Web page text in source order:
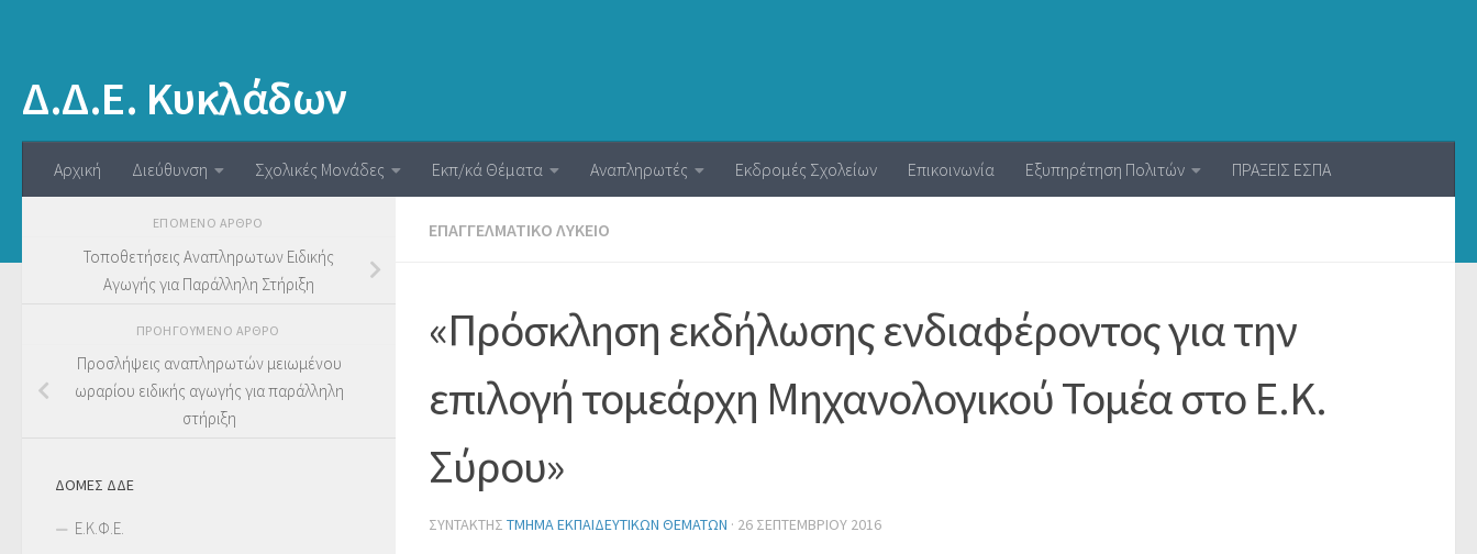
Δ.Δ.Ε. Κυκλάδων
Αρχική Διεύθυνση Σχολικές Μονάδες Εκπ/κά Θέματα Αναπληρωτές Εκδρομές Σχολείων Επικοινωνία Εξυπηρέτηση Πολιτών ΠΡΑΞΕΙΣ ΕΣΠΑ
ΕΠΑΓΓΕΛΜΑΤΙΚΌ ΛΎΚΕΙΟ
«Πρόσκληση εκδήλωσης ενδιαφέροντος για την
επιλογή τομεάρχη Μηχανολογικού Τομέα στο Ε.Κ.
Σύρου»
ΣΥΝΤΆΚΤΗΣ ΤΜΉΜΑ ΕΚΠΑΙΔΕΥΤΙΚΏΝ ΘΕΜΆΤΩΝ · 26 ΣΕΠΤΕΜΒΡΊΟΥ 2016
ΕΠΌΜΕΝΟ ΆΡΘΡΟ
Τοποθετήσεις Αναπληρωτων Ειδικής
Αγωγής για Παράλληλη Στήριξη
ΠΡΟΗΓΟΎΜΕΝΟ ΆΡΘΡΟ
Προσλήψεις αναπληρωτών μειωμένου
ωραρίου ειδικής αγωγής για παράλληλη
στήριξη
ΔΟΜΕΣ ΔΔΕ
Ε.Κ.Φ.Ε.